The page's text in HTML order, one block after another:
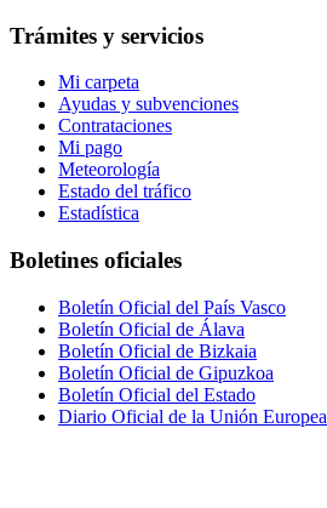
Trámites y servicios
Mi carpeta
Ayudas y subvenciones
Contrataciones
Mi pago
Meteorología
Estado del tráfico
Estadística
Boletines oficiales
Boletín Oficial del País Vasco
Boletín Oficial de Álava
Boletín Oficial de Bizkaia
Boletín Oficial de Gipuzkoa
Boletín Oficial del Estado
Diario Oficial de la Unión Europea